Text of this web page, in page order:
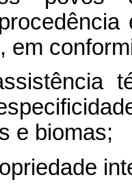
em
e biomas;